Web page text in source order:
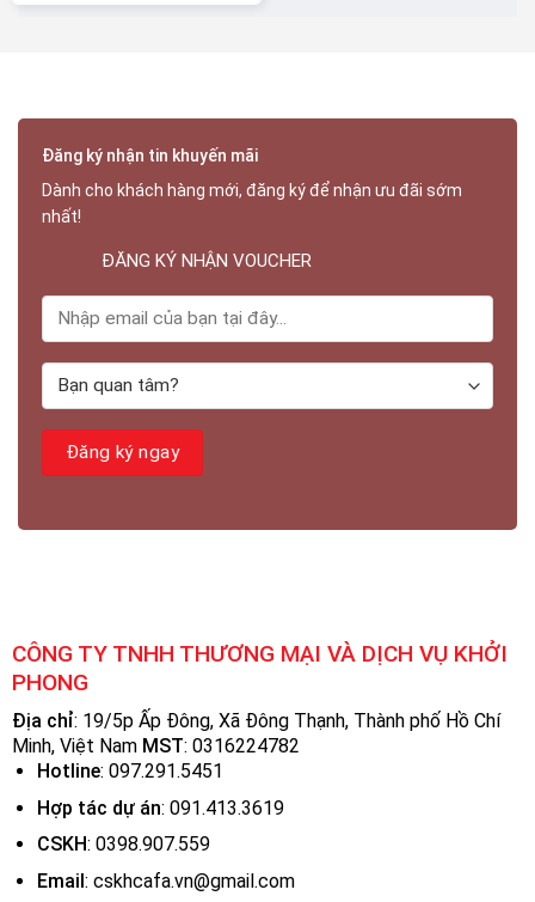
Đăng ký nhận tin khuyến mãi
Dành cho khách hàng mới, đăng ký để nhận ưu đãi sớm
nhất!
ĐĂNG KÝ NHẬN VOUCHER
CÔNG TY TNHH THƯƠNG MẠI VÀ DỊCH VỤ KHỞI
PHONG
Địa chỉ: 19/5p Ấp Đông, Xã Đông Thạnh, Thành phố Hồ Chí
Minh, Việt Nam MST: 0316224782
Hotline: 097.291.5451
Hợp tác dự án: 091.413.3619
CSKH: 0398.907.559
Email: cskhcafa.vn@gmail.com